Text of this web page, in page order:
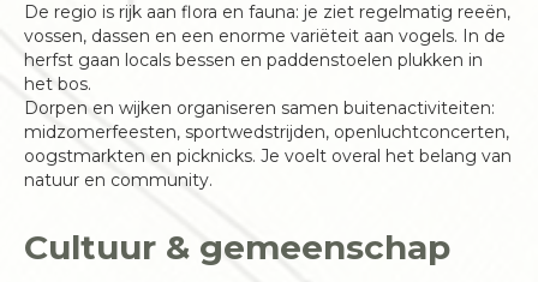
De regio is rijk aan flora en fauna: je ziet regelmatig reeën,
vossen, dassen en een enorme variëteit aan vogels. In de
herfst gaan locals bessen en paddenstoelen plukken in
het bos.
Dorpen en wijken organiseren samen buitenactiviteiten:
midzomerfeesten, sportwedstrijden, openluchtconcerten,
oogstmarkten en picknicks. Je voelt overal het belang van
natuur en community.
Cultuur & gemeenschap